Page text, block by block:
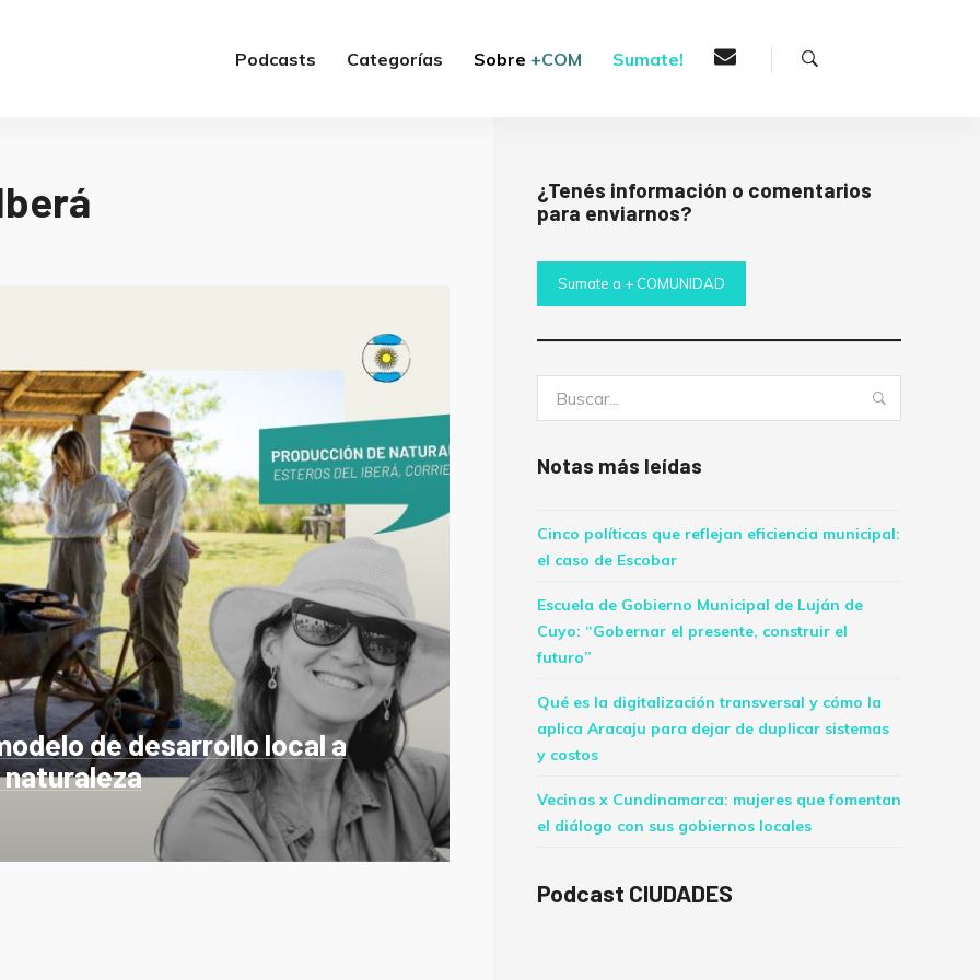
Podcasts Categorías Sobre+COM Sumate!
de desarrollo local a
¿Tenés información o comentarios
para enviarnos?
Sumate a + COMUNIDAD
Notas más leídas
Cinco políticas que reflejan eficiencia municipal:
el caso de Escobar
Escuela de Gobierno Municipal de Luján de
Cuyo: “Gobernar el presente, construir el
futuro”
Qué es la digitalización transversal y cómo la
aplica Aracaju para dejar de duplicar sistemas
y costos
Vecinas x Cundinamarca: mujeres que fomentan
el diálogo con sus gobiernos locales
Podcast CIUDADES